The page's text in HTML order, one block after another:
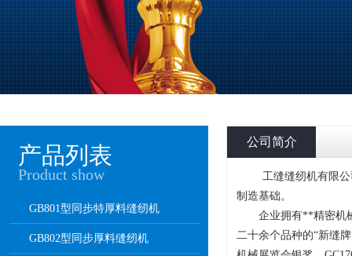
产品列表
Product show
GB801型同步特厚料缝纫机
GB802型同步厚料缝纫机
公司简介
工缝缝纫机有限公司
制造基础。
企业拥有**精密机械
二十余个品种的“新缝